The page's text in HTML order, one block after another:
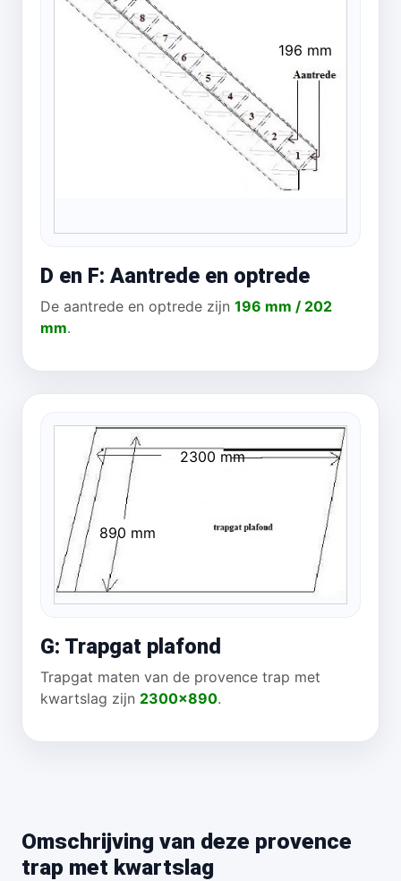
196 mm
D en F: Aantrede en optrede
De aantrede en optrede zijn 196 mm / 202
mm.
2300 mm
890 mm
G: Trapgat plafond
Trapgat maten van de provence trap met
kwartslag zijn 2300x890.
Omschrijving van deze provence
trap met kwartslag